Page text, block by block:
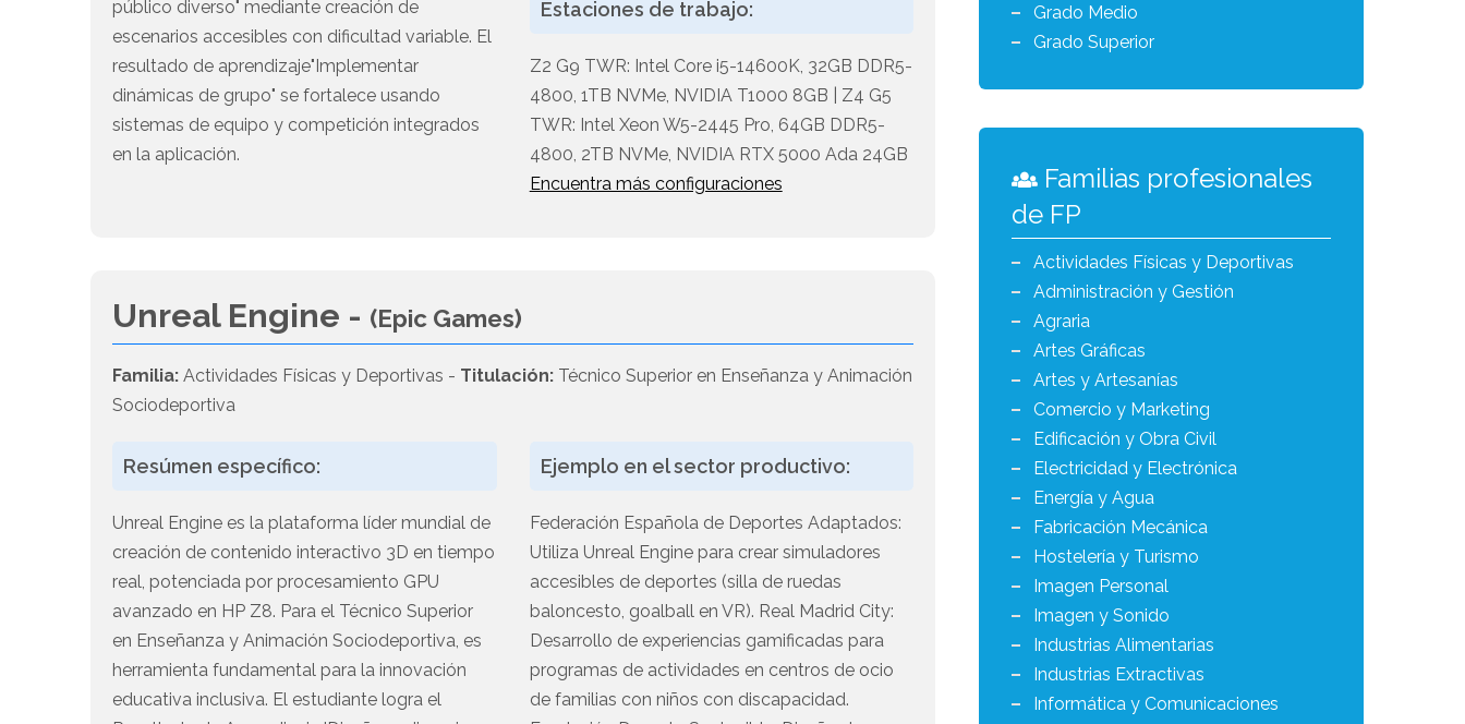
público diverso" mediante creación de
escenarios accesibles con dificultad variable. El
resultado de aprendizaje"Implementar
dinámicas de grupo" se fortalece usando
sistemas de equipo y competición integrados
en la aplicación.
Estaciones de trabajo:
Z2 G9 TWR: Intel Core i5-14600K, 32GB DDR5-
4800, 1TB NVMe, NVIDIA T1000 8GB | Z4 G5
TWR: Intel Xeon W5-2445 Pro, 64GB DDR5-
4800, 2TB NVMe, NVIDIA RTX 5000 Ada 24GB
Encuentra más configuraciones
Unreal Engine - (Epic Games)
Familia: Actividades Físicas y Deportivas - Titulación: Técnico Superior en Enseñanza y Animación
Sociodeportiva
Resúmen específico:
Unreal Engine es la plataforma líder mundial de
creación de contenido interactivo 3D en tiempo
real, potenciada por procesamiento GPU
avanzado en HP Z8. Para el Técnico Superior
en Enseñanza y Animación Sociodeportiva, es
herramienta fundamental para la innovación
educativa inclusiva. El estudiante logra el
Ejemplo en el sector productivo:
Federación Española de Deportes Adaptados:
Utiliza Unreal Engine para crear simuladores
accesibles de deportes (silla de ruedas
baloncesto, goalball en VR). Real Madrid City:
Desarrollo de experiencias gamificadas para
programas de actividades en centros de ocio
de familias con niños con discapacidad.
Grado Medio
Grado Superior
Familias profesionales
de FP
Actividades Físicas y Deportivas
Administración y Gestión
Agraria
Artes Gráficas
Artes y Artesanías
Comercio y Marketing
Edificación y Obra Civil
Electricidad y Electrónica
Energía y Agua
Fabricación Mecánica
Hostelería y Turismo
Imagen Personal
Imagen y Sonido
Industrias Alimentarias
Industrias Extractivas
Informática y Comunicaciones